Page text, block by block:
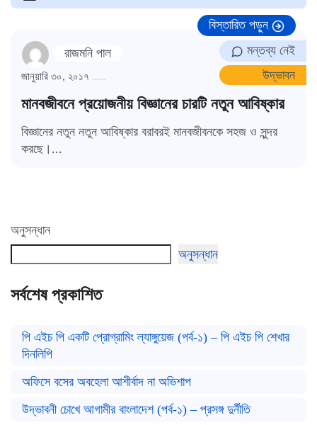
রাজমনি পাল
মন্তব্য নেই
উদ্ভাবন
বিস্তারিত পড়ুন
জানুয়ারি ৩০, ২০১৭
মানবজীবনে প্রয়োজনীয় বিজ্ঞানের চারটি নতুন আবিষ্কার
বিজ্ঞানের নতুন নতুন আবিষ্কার বরাবরই মানবজীবনকে সহজ ও সুন্দর
করছে।...
অনুসন্ধান
অনুসন্ধান
সর্বশেষ প্রকাশিত
পি এইচ পি একটি প্রোগ্রামিং ল্যাঙ্গুয়েজ (পর্ব-১) – পি এইচ পি শেখার
দিনলিপি
অফিসে বসের অবহেলা আশীর্বাদ না অভিশাপ
উদ্ভাবনী চোখে আগামীর বাংলাদেশ (পর্ব-১) – প্রসঙ্গ দুর্নীতি